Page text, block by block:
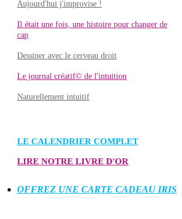
Aujourd'hui j'improvise !
Il était une fois, une histoire pour changer de
cap
Dessiner avec le cerveau droit
Le journal créatif© de l'intuition
Naturellement intuitif
LE CALENDRIER COMPLET
LIRE NOTRE LIVRE D'OR
OFFREZ UNE CARTE CADEAU IRIS